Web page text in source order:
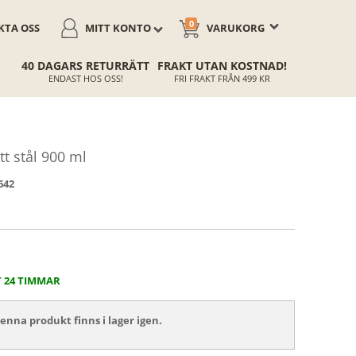
VARUKORG
0
MITT KONTO
OSS
40 DAGARS RETURRÄTT
ENDAST HOS OSS!
FRAKT UTAN KOSTNAD!
FRI FRAKT FRÅN 499 KR
stål 900 ml
24 TIMMAR
produkt finns i lager igen.